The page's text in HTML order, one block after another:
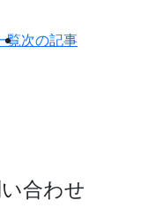
覧次の記事
合わせ